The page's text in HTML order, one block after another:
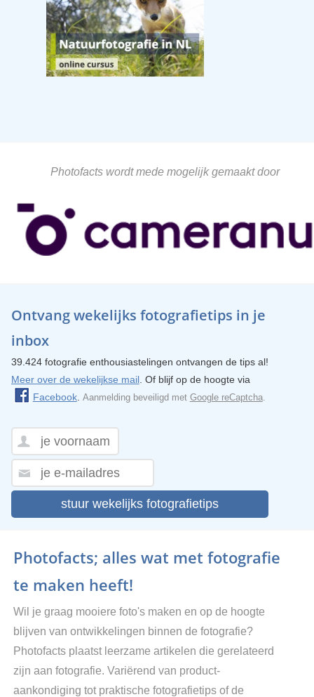
Photofacts wordt mede mogelijk gemaakt door
Ontvang wekelijks fotografietips in je
inbox
39.424 fotografie enthousiastelingen ontvangen de tips al!
Meer over de wekelijkse mail. Of blijf op de hoogte via
Facebook. Aanmelding beveiligd met Google reCaptcha.
stuur wekelijks fotografietips
Photofacts; alles wat met fotografie
te maken heeft!
Wil je graag mooiere foto's maken en op de hoogte
blijven van ontwikkelingen binnen de fotografie?
Photofacts plaatst leerzame artikelen die gerelateerd
zijn aan fotografie. Variërend van product-
aankondiging tot praktische fotografietips of de